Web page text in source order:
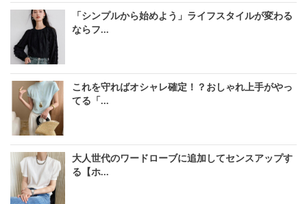
「シンプルから始めよう」ライフスタイルが変わる
ならフ...
これを守ればオシャレ確定！？おしゃれ上手がやっ
てる「...
大人世代のワードローブに追加してセンスアップす
る【ホ...